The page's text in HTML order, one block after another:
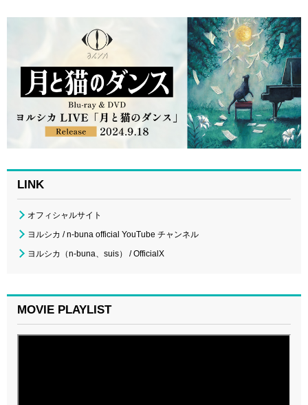
LINK
オフィシャルサイト
ヨルシカ / n-buna official YouTube チャンネル
ヨルシカ（n-buna、suis） / OfficialX
MOVIE PLAYLIST